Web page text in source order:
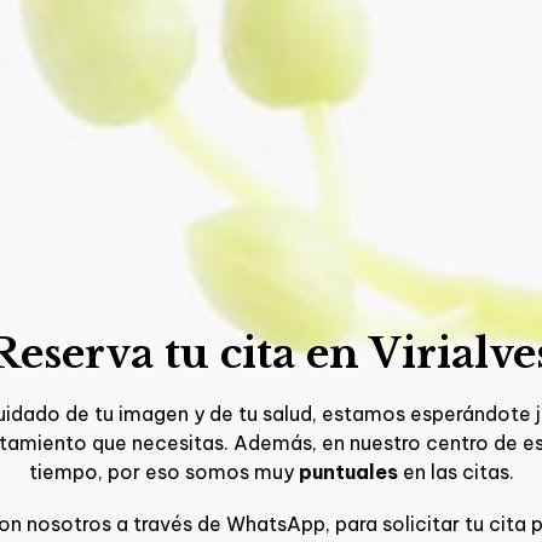
tu cita en
de tu imagen y de tu salud, estamos esperándote
que necesitas. Además, en nuestro centro de
tiempo, por eso somos muy puntuales